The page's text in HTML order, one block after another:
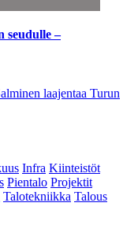
seudulle –
laajentaa Turun
Infra Kiinteistöt
Pientalo Projektit
Talotekniikka Talous